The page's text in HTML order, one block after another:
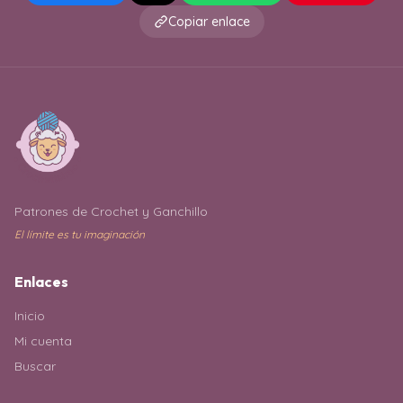
Copiar enlace
Patrones de Crochet y Ganchillo
El límite es tu imaginación
Enlaces
Inicio
Mi cuenta
Buscar